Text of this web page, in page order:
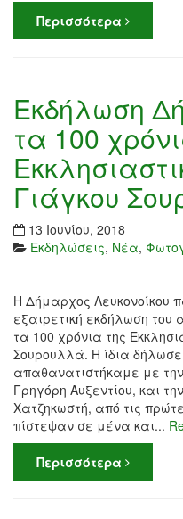
Περισσότερα
Εκδήλωση
τα 100
Γιάγκου
13 Ιουνίου, 2018
Εκδηλώσεις, Νέα,
Η Δήμαρχος Λευκονοίκου
εξαιρετική εκδήλωση
τα 100 χρόνια της
Σουρουλλά. Η ίδια
απαθανατιστήκαμε με
Γρηγόρη Αυξεντίου, και
Χατζηκωστή, από τις
πίστεψαν σε μένα και...
Περισσότερα